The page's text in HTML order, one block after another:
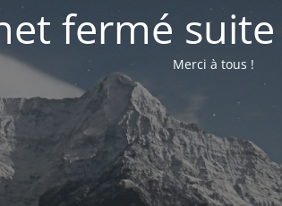
fermé
Merci à tous !